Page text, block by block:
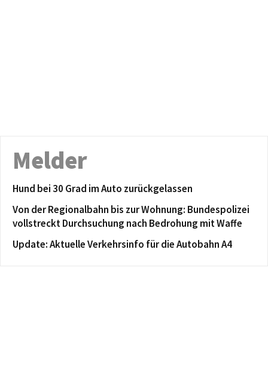
Melder
Hund bei 30 Grad im Auto zurückgelassen
Von der Regionalbahn bis zur Wohnung: Bundespolizei
vollstreckt Durchsuchung nach Bedrohung mit Waffe
Update: Aktuelle Verkehrsinfo für die Autobahn A4